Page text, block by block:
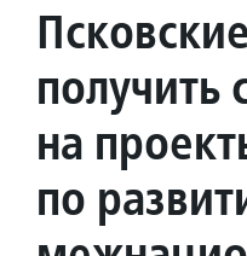
получить
на
по